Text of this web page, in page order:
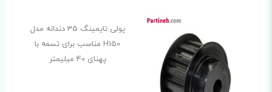
پولی تایمینگ 35 دندانه مدل
H150 مناسب برای تسمه با
پهنای 40 میلیمتر